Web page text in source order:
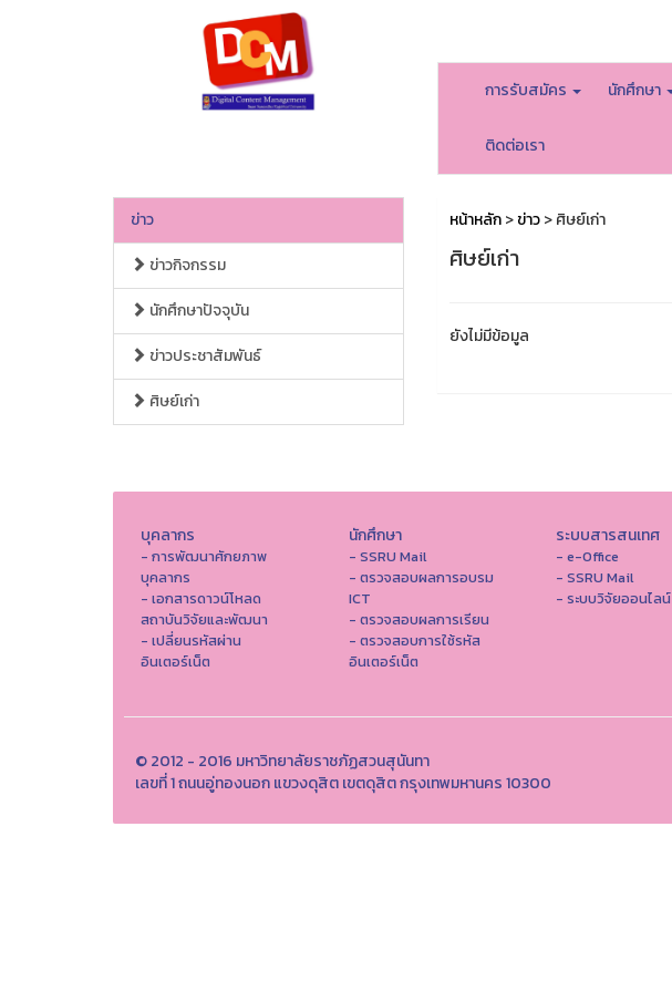
การรับสมัคร นักศึกษา
ติดต่อเรา
ข่าว
ข่าวกิจกรรม
นักศึกษาปัจจุบัน
ข่าวประชาสัมพันธ์
ศิษย์เก่า
หน้าหลัก>ข่าว> ศิษย์เก่า
ศิษย์เก่า
ยังไม่มีข้อมูล
บุคลากร
- การพัฒนาศักยภาพ
บุคลากร
- เอกสารดาวน์โหลด
สถาบันวิจัยและพัฒนา
- เปลี่ยนรหัสผ่าน
อินเตอร์เน็ต
นักศึกษา
- SSRU Mail
- ตรวจสอบผลการอบรม
ICT
- ตรวจสอบผลการเรียน
- ตรวจสอบการใช้รหัส
อินเตอร์เน็ต
ระบบสารสนเทศ
- e-Office
- SSRU Mail
- ระบบวิจัยออนไลน์
© 2012 - 2016 มหาวิทยาลัยราชภัฏสวนสุนันทา
เลขที่ 1 ถนนอู่ทองนอก แขวงดุสิต เขตดุสิต กรุงเทพมหานคร 10300